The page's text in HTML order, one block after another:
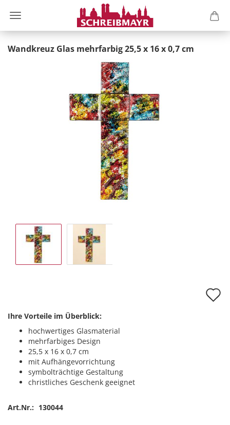
Wandkreuz Glas mehrfarbig 25,5 x 16 x 0,7 cm
Ihre Vorteile im Überblick:
hochwertiges Glasmaterial
mehrfarbiges Design
25,5 x 16 x 0,7 cm
mit Aufhängevorrichtung
symbolträchtige Gestaltung
christliches Geschenk geeignet
Art.Nr.: 130044